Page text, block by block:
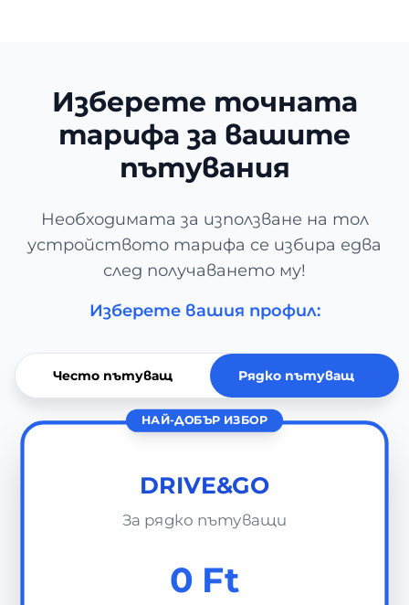
Изберете точната
тарифа за вашите
пътувания
Необходимата за използване на тол
устройството тарифа се избира едва
след получаването му!
Изберете вашия профил:
Често пътуващ Рядко пътуващ
НАЙ-ДОБЪР ИЗБОР
DRIVE&GO
За рядко пътуващи
0 Ft